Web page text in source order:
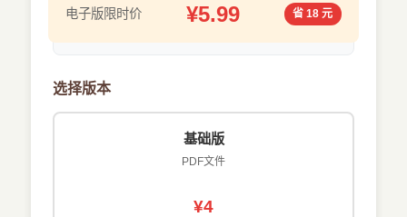
电子版限时价 ¥5.99 省 18 元
选择版本
基础版
PDF文件
¥4